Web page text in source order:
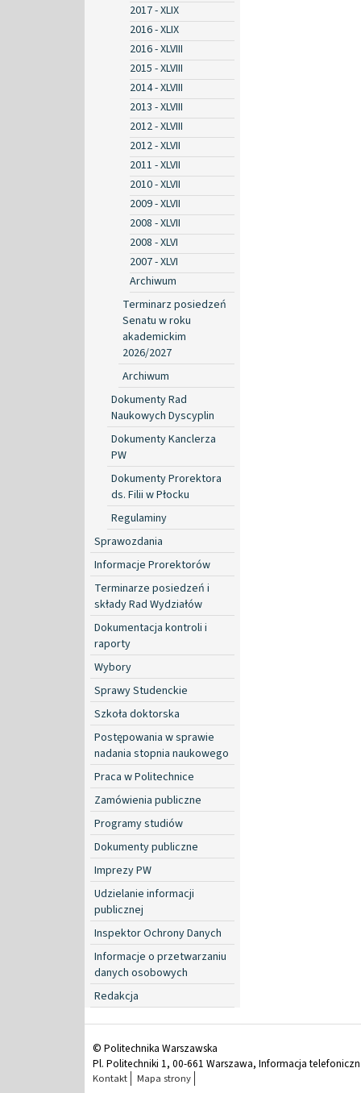
2017 - XLIX
2016 - XLIX
2016 - XLVIII
2015 - XLVIII
2014 - XLVIII
2013 - XLVIII
2012 - XLVIII
2012 - XLVII
2011 - XLVII
2010 - XLVII
2009 - XLVII
2008 - XLVII
2008 - XLVI
2007 - XLVI
Archiwum
Terminarz posiedzeń
Senatu w roku
akademickim
2026/2027
Archiwum
Dokumenty Rad
Naukowych Dyscyplin
Dokumenty Kanclerza
PW
Dokumenty Prorektora
ds. Filii w Płocku
Regulaminy
Sprawozdania
Informacje Prorektorów
Terminarze posiedzeń i
składy Rad Wydziałów
Dokumentacja kontroli i
raporty
Wybory
Sprawy Studenckie
Szkoła doktorska
Postępowania w sprawie
nadania stopnia naukowego
Praca w Politechnice
Zamówienia publiczne
Programy studiów
Dokumenty publiczne
Imprezy PW
Udzielanie informacji
publicznej
Inspektor Ochrony Danych
Informacje o przetwarzaniu
danych osobowych
Redakcja
© Politechnika Warszawska
Pl. Politechniki 1, 00-661 Warszawa, Informacja
Kontakt Mapa strony